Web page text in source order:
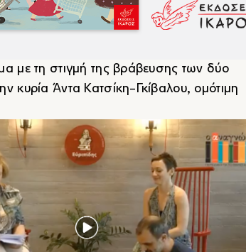
με τη στιγμή της βράβευσης των δύο
κυρία Άντα Κατσίκη-Γκίβαλου, ομότιμη